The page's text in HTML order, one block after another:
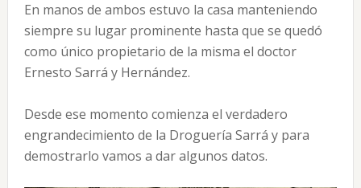
En manos de ambos estuvo la casa manteniendo
siempre su lugar prominente hasta que se quedó
como único propietario de la misma el doctor
Ernesto Sarrá y Hernández.
Desde ese momento comienza el verdadero
engrandecimiento de la Droguería Sarrá y para
demostrarlo vamos a dar algunos datos.